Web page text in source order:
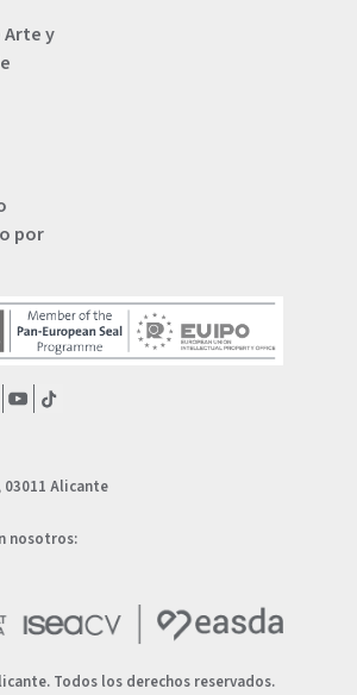
Arte y
por
03011 Alicante
nosotros:
Todos los derechos reservados.